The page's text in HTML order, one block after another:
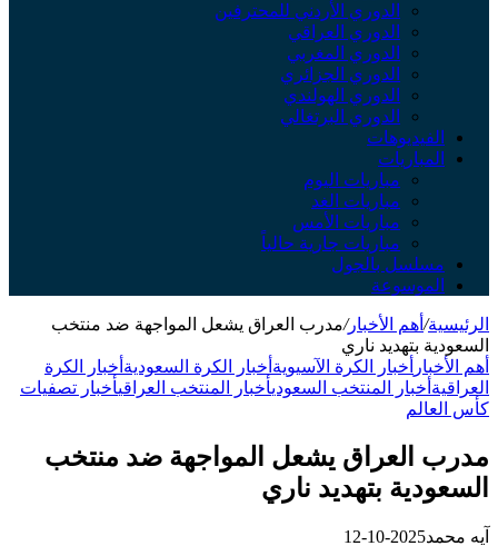
الدوري الأردني للمحترفين
الدوري العراقي
الدوري المغربي
الدوري الجزائري
الدوري الهولندي
الدوري البرتغالي
الفيديوهات
المباريات
مباريات اليوم
مباريات الغد
مباريات الأمس
مباريات جارية حالياً
مسلسل بالجول
الموسوعة
الرئيسية/ أهم الأخبار/مدرب العراق يشعل المواجهة ضد منتخب
السعودية بتهديد ناري
أهم الأخبار أخبار الكرة الآسيوية أخبار الكرة السعودية أخبار الكرة
العراقية أخبار المنتخب السعوديأخبار المنتخب العراقيأخبار تصفيات
كأس العالم
مدرب العراق يشعل المواجهة ضد منتخب
السعودية بتهديد ناري
آيه محمد2025-10-12